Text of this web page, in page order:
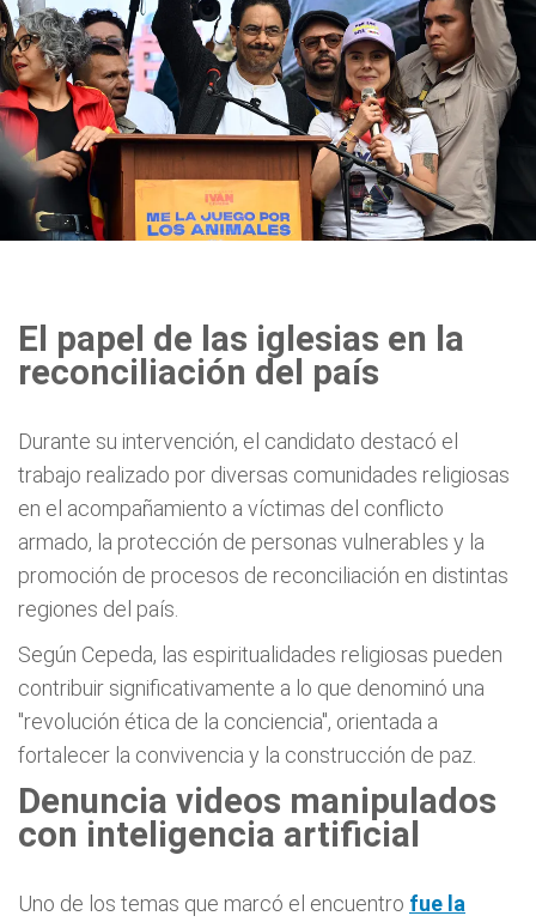
El papel de las iglesias en la
reconciliación del país
Durante su intervención, el candidato destacó el
trabajo realizado por diversas comunidades religiosas
en el acompañamiento a víctimas del conflicto
armado, la protección de personas vulnerables y la
promoción de procesos de reconciliación en distintas
regiones del país.
Según Cepeda, las espiritualidades religiosas pueden
contribuir significativamente a lo que denominó una
"revolución ética de la conciencia", orientada a
fortalecer la convivencia y la construcción de paz.
Denuncia videos manipulados
con inteligencia artificial
Uno de los temas que marcó el encuentro fue la